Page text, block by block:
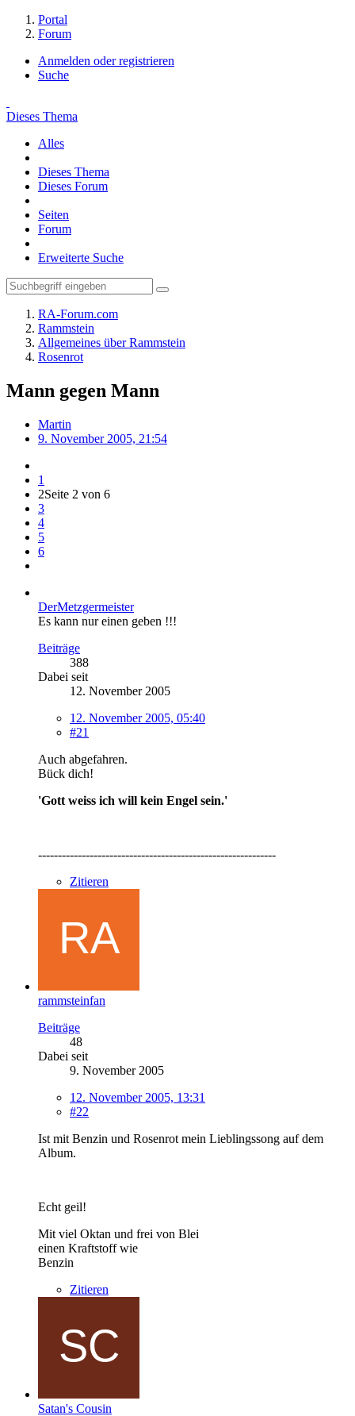
Portal
Forum
Anmelden oder registrieren
Suche
Dieses Thema
Alles
Dieses Thema
Dieses Forum
Seiten
Forum
Erweiterte Suche
RA-Forum.com
Rammstein
Allgemeines über Rammstein
Rosenrot
Mann gegen Mann
Martin
9. November 2005, 21:54
1
2Seite 2 von 6
3
4
5
6
DerMetzgermeister
Es kann nur einen geben !!!
Beiträge
388
Dabei seit
12. November 2005
12. November 2005, 05:40
#21
Auch abgefahren.
Bück dich!
'Gott weiss ich will kein Engel sein.'
------------------------------------------------------------
Zitieren
rammsteinfan
Beiträge
48
Dabei seit
9. November 2005
12. November 2005, 13:31
#22
Ist mit Benzin und Rosenrot mein Lieblingssong auf dem
Album.
Echt geil!
Mit viel Oktan und frei von Blei
einen Kraftstoff wie
Benzin
Zitieren
Satan's Cousin